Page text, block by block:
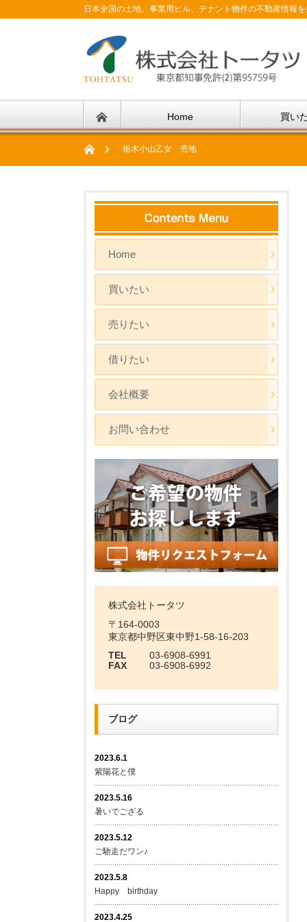
日本全国の土地、事業用ビル、テナント物件の不動産情報
Home 買い
栃木小山乙女 売地
Home
買いたい
売りたい
借りたい
会社概要
お問い合わせ
株式会社トータツ
〒164-0003
東京都中野区東中野1-58-16-203
TEL
03-6908-6991
FAX
03-6908-6992
ブログ
2023.6.1
紫陽花と僕
2023.5.16
暑いでござる
2023.5.12
ご馳走だワン♪
2023.5.8
Happy birthday
2023.4.25